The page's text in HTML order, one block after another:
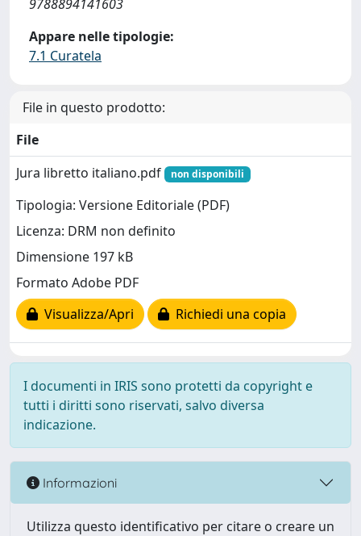
9788894141603
Appare nelle tipologie:
7.1 Curatela
File in questo prodotto:
File
Jura libretto italiano.pdf
non disponibili
Tipologia: Versione Editoriale (PDF)
Licenza: DRM non definito
Dimensione 197 kB
Formato Adobe PDF
Visualizza/Apri
Richiedi una copia
I documenti in IRIS sono protetti da copyright e
tutti i diritti sono riservati, salvo diversa
indicazione.
Informazioni
Utilizza questo identificativo per citare o creare un